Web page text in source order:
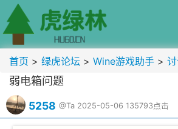
首页 > 绿虎论坛 > Wine游戏助手 >
弱电箱问题
5258 @Ta 2025-05-06 135793点击